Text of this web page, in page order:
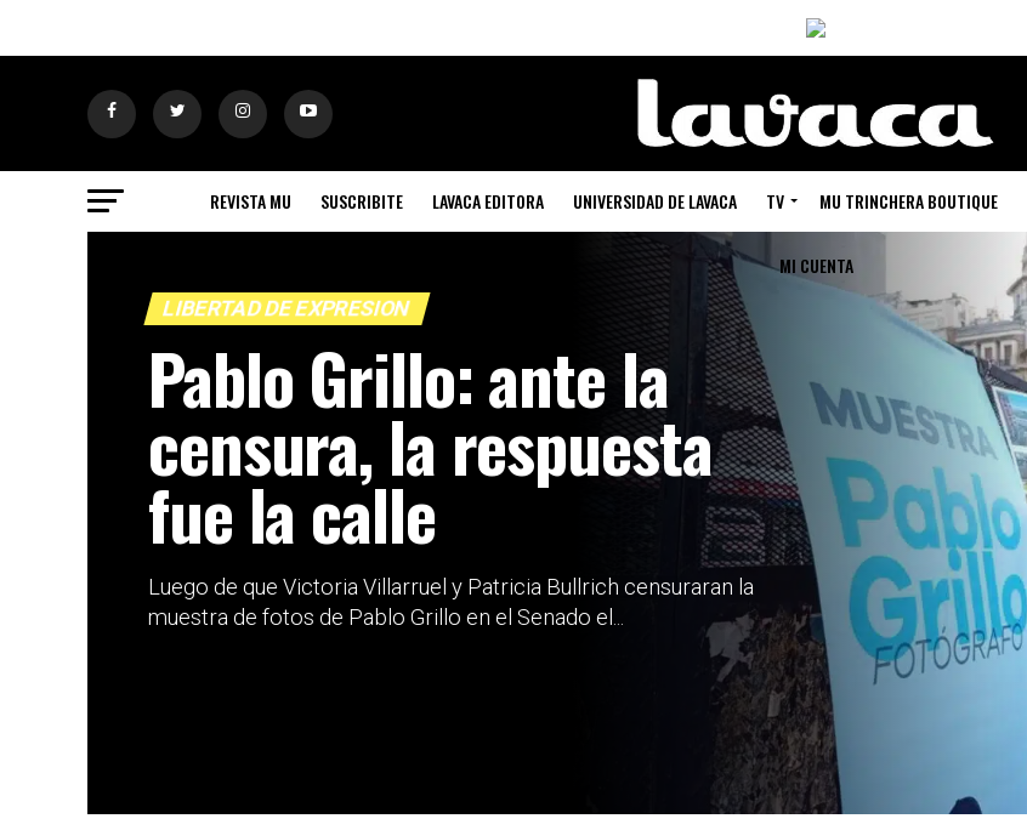
REVISTA MU SUSCRIBITE LAVACA EDITORA UNIVERSIDAD DE LAVACA TV MU TRINCHERA BOUTIQUE
MI CUENTA
LIBERTAD DE EXPRESION
Pablo Grillo: ante la
censura, la respuesta
fue la calle
Luego de que Victoria Villarruel y Patricia Bullrich censuraran la
muestra de fotos de Pablo Grillo en el Senado el...